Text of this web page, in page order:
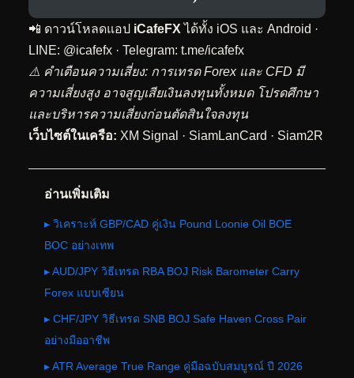
📲 ดาวน์โหลดแอป iCafeFX ได้ทั้ง iOS และ Android ·
LINE: @icafefx · Telegram: t.me/icafefx
⚠️ คำเตือนความเสี่ยง: การเทรด Forex และ CFD มี
ความเสี่ยงสูง อาจสูญเสียเงินลงทุนทั้งหมด โปรดศึกษา
และบริหารความเสี่ยงก่อนตัดสินใจลงทุน
เว็บไซต์ในเครือ: XM Signal · SiamLanCard · Siam2R
อ่านเพิ่มเติม
▸ วิเคราะห์ GBP/CAD คู่เงิน Pound Loonie Oil BOE
BOC อย่างเทพ
▸ AUD/JPY วิธีเทรด RBA BOJ Risk Barometer Carry
Forex แบบเซียน
▸ CHF/JPY วิธีเทรด SNB BOJ Safe Haven Cross Pair
อย่างมืออาชีพ
▸ ATR Average True Range คู่มือฉบับสมบูรณ์ ปี 2026